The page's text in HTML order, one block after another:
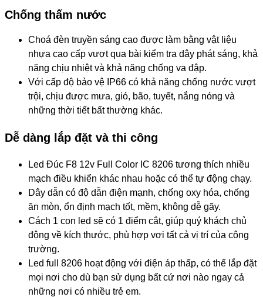
Chống thấm nước
Choá đèn truyền sáng cao được làm bằng vật liệu
nhựa cao cấp vượt qua bài kiểm tra dây phát sáng, khả
năng chịu nhiệt và khả năng chống va đập.
Với cấp độ bảo vệ IP66 có khả năng chống nước vượt
trội, chịu được mưa, gió, bão, tuyết, nắng nóng và
những thời tiết bất thường khác.
Dễ dàng lắp đặt và thi công
Led Đúc F8 12v Full Color IC 8206 tương thích nhiều
mạch điều khiển khác nhau hoặc có thể tự động chạy.
Dây dẫn có độ dẫn điện mạnh, chống oxy hóa, chống
ăn mòn, ổn định mạch tốt, mềm, không dễ gãy.
Cách 1 con led sẽ có 1 điểm cắt, giúp quý khách chủ
động về kích thước, phù hợp vơi tất cả vị trí của công
trường.
Led full 8206 hoạt động với điện áp thấp, có thể lắp đặt
mọi nơi cho dù bạn sử dụng bất cứ nơi nào ngay cả
những nơi có nhiều trẻ em.